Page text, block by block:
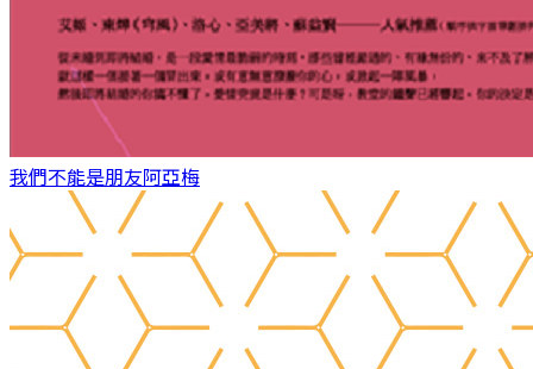
我們不能是朋友阿亞梅